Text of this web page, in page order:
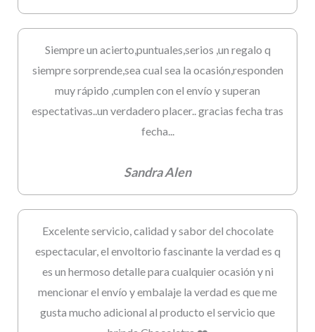
Siempre un acierto,puntuales,serios ,un regalo q
siempre sorprende,sea cual sea la ocasión,responden
muy rápido ,cumplen con el envío y superan
espectativas..un verdadero placer.. gracias fecha tras
fecha...
Sandra Alen
Excelente servicio, calidad y sabor del chocolate
espectacular, el envoltorio fascinante la verdad es q
es un hermoso detalle para cualquier ocasión y ni
mencionar el envío y embalaje la verdad es que me
gusta mucho adicional al producto el servicio que